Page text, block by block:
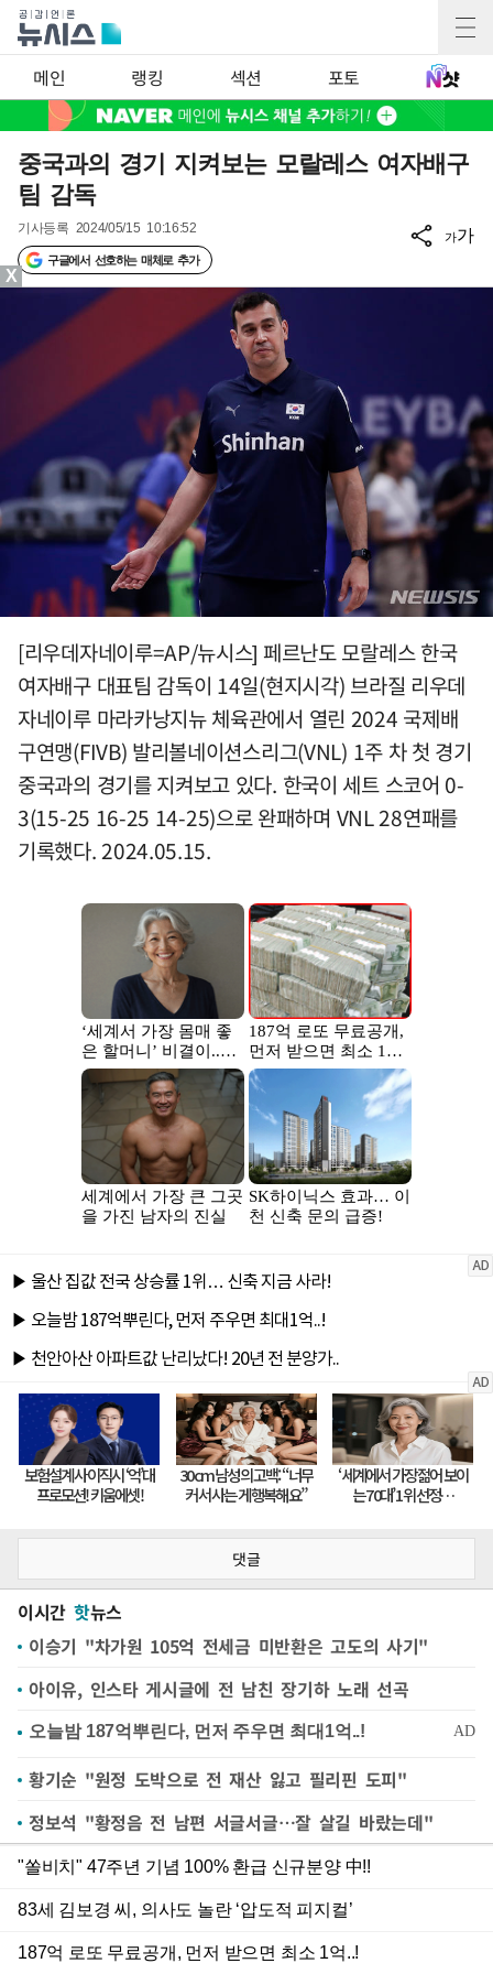
메인 랭킹 섹션 포토
중국과의 경기 지켜보는 모랄레스 여자배구
팀 감독
기사등록 2024/05/15 10:16:52
구글에서 선호하는 매체로 추가
가가
[리우데자네이루=AP/뉴시스] 페르난도 모랄레스 한국
여자배구 대표팀 감독이 14일(현지시각) 브라질 리우데
자네이루 마라카낭지뉴 체육관에서 열린 2024 국제배
구연맹(FIVB) 발리볼네이션스리그(VNL) 1주 차 첫 경기
중국과의 경기를 지켜보고 있다. 한국이 세트 스코어 0-
3(15-25 16-25 14-25)으로 완패하며 VNL 28연패를
기록했다. 2024.05.15.
댓글
이시간 핫뉴스
이승기 "차가원 105억 전세금 미반환은 고도의 사기"
아이유, 인스타 게시글에 전 남친 장기하 노래 선곡
황기순 "원정 도박으로 전 재산 잃고 필리핀 도피"
정보석 "황정음 전 남편 서글서글…잘 살길 바랐는데"
X